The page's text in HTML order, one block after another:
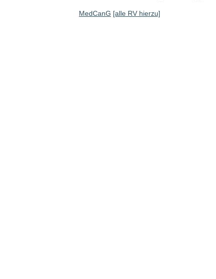
MedCanG [alle RV hierzu]